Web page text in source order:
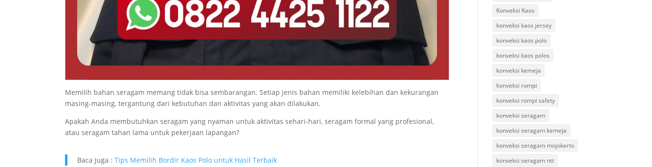
Memilih bahan seragam memang tidak bisa sembarangan. Setiap jenis bahan memiliki kelebihan dan kekurangan
masing-masing, tergantung dari kebutuhan dan aktivitas yang akan dilakukan.
Apakah Anda membutuhkan seragam yang nyaman untuk aktivitas sehari-hari, seragam formal yang profesional,
atau seragam tahan lama untuk pekerjaan lapangan?
Baca Juga :Tips Memilih Bordir Kaos Polo untuk Hasil Terbaik
Konveksi Kaos
konveksi kaos jersey
konveksi kaos polo
konveksi kaos polos
konveksi kemeja
konveksi rompi
konveksi rompi safety
konveksi seragam
konveksi seragam kemeja
konveksi seragam mojokerto
konveksi seragam ntt